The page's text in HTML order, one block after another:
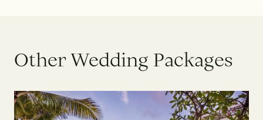
OtherWedding Packages